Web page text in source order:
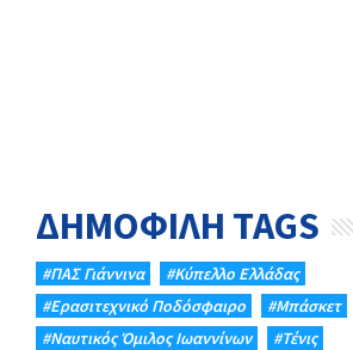
ΔΗΜΟΦΙΛΗ TAGS
#ΠΑΣ Γιάννινα
#Κύπελλο Ελλάδας
#Eρασιτεχνικό Ποδόσφαιρο
#Μπάσκετ
#Ναυτικός Όμιλος Ιωαννίνων
#Τένις